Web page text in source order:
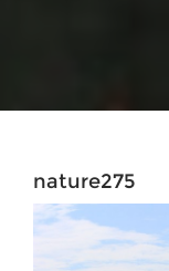
nature275